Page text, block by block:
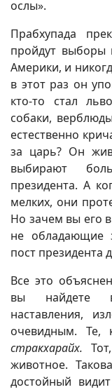
ослы».
Прабхупада
пройдут выборы
Америки, и
в этот раз он
кто-то стал
собаки,
естественно
за царь? Он
выбирают
президента. А
мелких, они
Но зачем вы его
не обладающие
пост президента
Все это
вы найдете
наставления,
очевидным. Те,
стракхарайх.
животное.
достойный